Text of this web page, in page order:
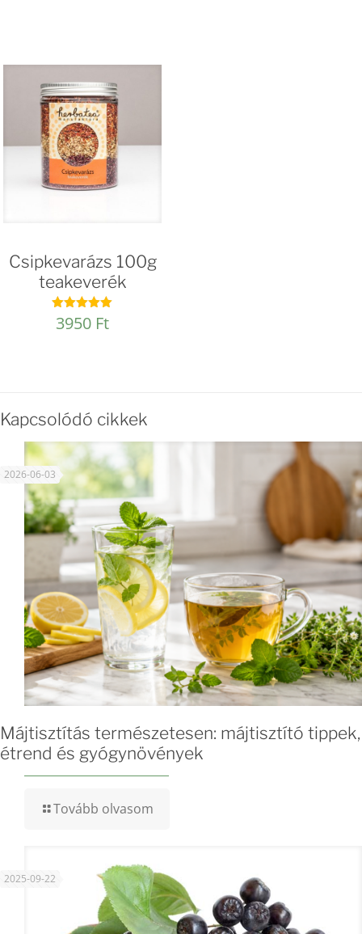
Csipkevarázs 100g
teakeverék
Értékelés:
4.96
3950 Ft
Kapcsolódó cikkek
2026-06-03
Májtisztítás természetesen: májtisztító tippek,
étrend és gyógynövények
Tovább olvasom
2025-09-22